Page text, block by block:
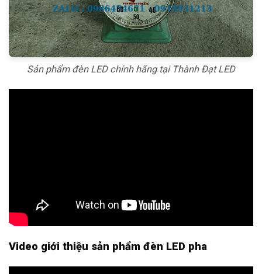
Sản phẩm đèn LED chính hãng tại Thành Đạt LED
Video giới thiệu sản phẩm đèn LED pha